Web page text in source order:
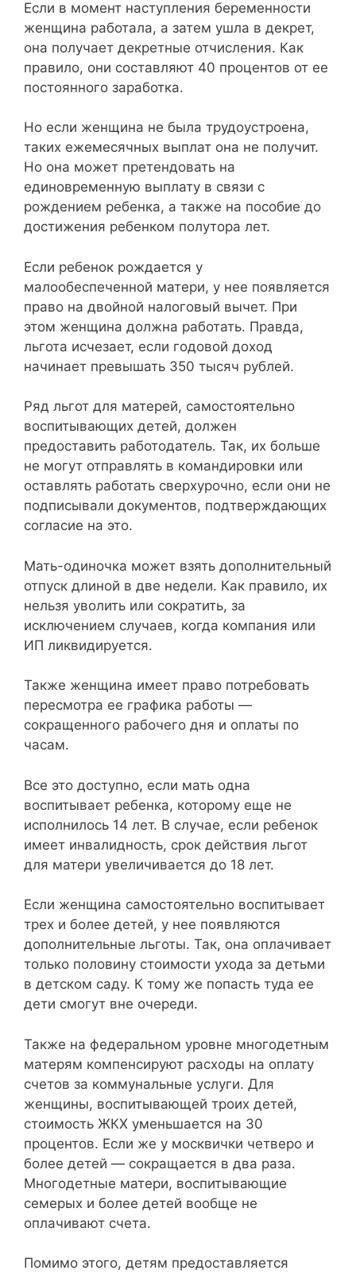
Если в момент наступления беременности
женщина работала, а затем ушла в декрет,
она получает декретные отчисления. Как
правило, они составляют 40 процентов от ее
постоянного заработка.
Но если женщина не была трудоустроена,
таких ежемесячных выплат она не получит.
Но она может претендовать на
единовременную выплату в связи с
рождением ребенка, а также на пособие до
достижения ребенком полутора лет.
Если ребенок рождается у
малообеспеченной матери, у нее появляется
право на двойной налоговый вычет. При
этом женщина должна работать. Правда,
льгота исчезает, если годовой доход
начинает превышать 350 тысяч рублей.
Ряд льгот для матерей, самостоятельно
воспитывающих детей, должен
предоставить работодатель. Так, их больше
не могут отправлять в командировки или
оставлять работать сверхурочно, если они не
подписывали документов, подтверждающих
согласие на это.
Мать-одиночка может взять дополнительный
отпуск длиной в две недели. Как правило, их
нельзя уволить или сократить, за
исключением случаев, когда компания или
ИП ликвидируется.
Также женщина имеет право потребовать
пересмотра ее графика работы —
сокращенного рабочего дня и оплаты по
часам.
Все это доступно, если мать одна
воспитывает ребенка, которому еще не
исполнилось 14 лет. В случае, если ребенок
имеет инвалидность, срок действия льгот
для матери увеличивается до 18 лет.
Если женщина самостоятельно воспитывает
трех и более детей, у нее появляются
дополнительные льготы. Так, она оплачивает
только половину стоимости ухода за детьми
в детском саду. К тому же попасть туда ее
дети смогут вне очереди.
Также на федеральном уровне многодетным
матерям компенсируют расходы на оплату
счетов за коммунальные услуги. Для
женщины, воспитывающей троих детей,
стоимость ЖКХ уменьшается на 30
процентов. Если же у москвички четверо и
более детей — сокращается в два раза.
Многодетные матери, воспитывающие
семерых и более детей вообще не
оплачивают счета.
Помимо этого, детям предоставляется